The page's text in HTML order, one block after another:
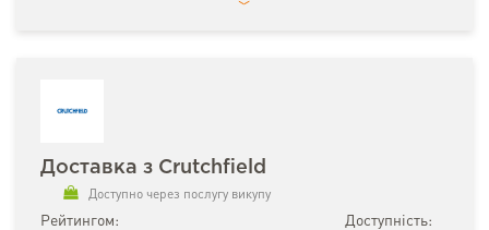
Доставка з Crutchfield
Доступно через послугу викупу
Рейтингом: Доступність: